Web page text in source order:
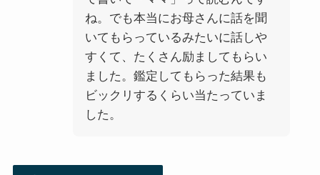
ね。でも本当にお母さんに話を聞
いてもらっているみたいに話しや
すくて、たくさん励ましてもらい
ました。鑑定してもらった結果も
ビックリするくらい当たっていま
した。